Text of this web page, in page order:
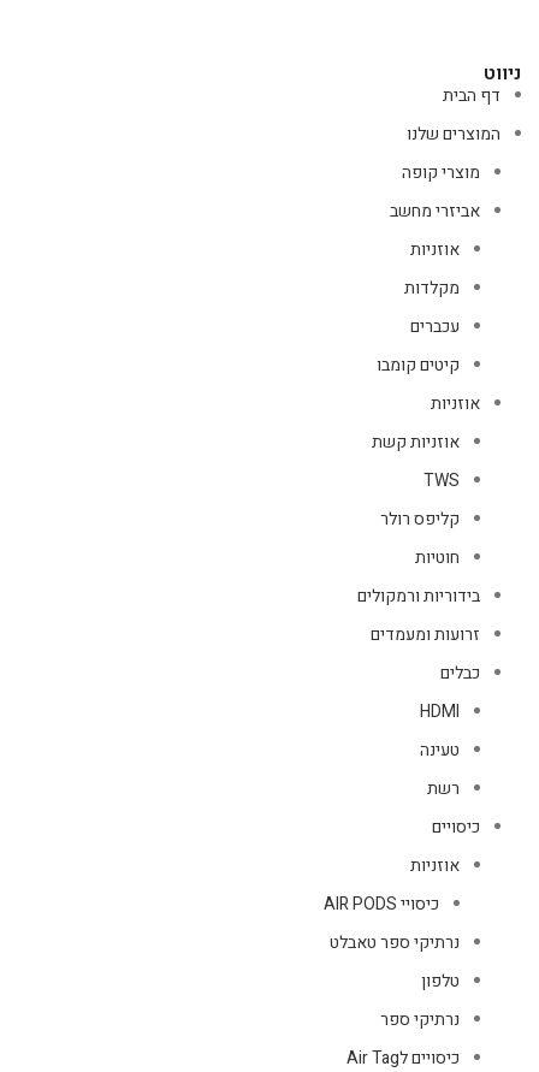
ניווט
דף הבית
המוצרים שלנו
מוצרי קופה
אביזרי מחשב
אוזניות
מקלדות
עכברים
קיטים קומבו
אוזניות
אוזניות קשת
TWS
קליפס רולר
חוטיות
בידוריות ורמקולים
זרועות ומעמדים
כבלים
HDMI
טעינה
רשת
כיסויים
אוזניות
כיסויי AIR PODS
נרתיקי ספר טאבלט
טלפון
נרתיקי ספר
כיסויים לAir Tag